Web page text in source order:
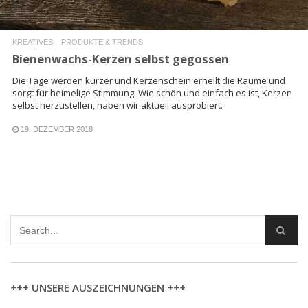
KREATIVES PRODUKTE & TRENDS
Bienenwachs-Kerzen selbst gegossen
Die Tage werden kürzer und Kerzenschein erhellt die Räume und
sorgt für heimelige Stimmung. Wie schön und einfach es ist, Kerzen
selbst herzustellen, haben wir aktuell ausprobiert.
19. DEZEMBER 2018
+++ UNSERE AUSZEICHNUNGEN +++